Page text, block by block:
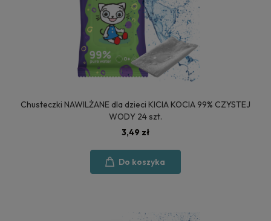
Chusteczki NAWILŻANE dla dzieci KICIA KOCIA 99% CZYSTEJ
WODY 24 szt.
3,49 zł
Do koszyka